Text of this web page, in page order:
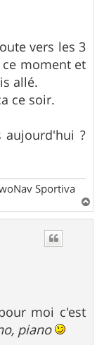
vers les 3
moment et
allé.
ce soir.
aujourd'hui ?
Sportiva
a
moi c'est
piano